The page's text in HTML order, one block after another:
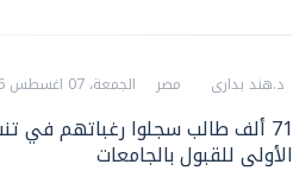
د.هند بدارى مصر الجمعة، 07 اغسطس 2026 11:58 ص
71 ألف طالب سجلوا رغباتهم في
الأولى للقبول بالجامعات